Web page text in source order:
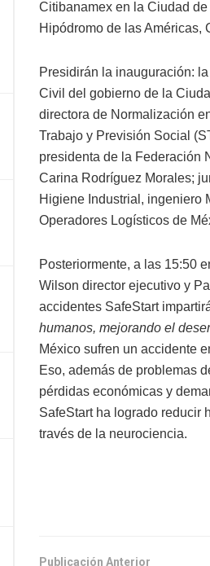
Citibanamex en la Ciudad
Hipódromo de las Américas,
Presidirán la inauguración:
Civil del gobierno de la
directora de Normalización
Trabajo y Previsión Social
presidenta de la Federación
Carina Rodríguez Morales;
Higiene Industrial, ingeniero
Operadores Logísticos de
Posteriormente, a las 15:50
Wilson director ejecutivo y
accidentes SafeStart
humanos, mejorando el
México sufren un accidente
Eso, además de problemas
pérdidas económicas y
SafeStart ha logrado reducir
través de la neurociencia.
Publicación Anterior